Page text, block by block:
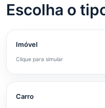
Escolha o
Imóvel
Clique para simular
Carro